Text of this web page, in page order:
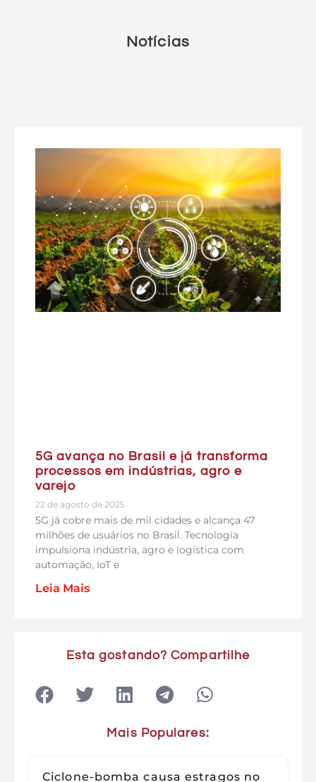
Notícias
5G avança no Brasil e já transforma
processos em indústrias, agro e
varejo
22 de agosto de 2025
5G já cobre mais de mil cidades e alcança 47
milhões de usuários no Brasil. Tecnologia
impulsiona indústria, agro e logística com
automação, IoT e
Leia Mais
Esta gostando? Compartilhe
Mais Populares:
Ciclone-bomba causa estragos no